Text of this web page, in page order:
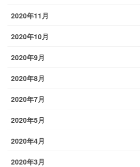
2020年11月
2020年10月
2020年9月
2020年8月
2020年7月
2020年5月
2020年4月
2020年3月